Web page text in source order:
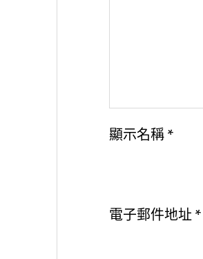
顯示名稱 *
電子郵件地址 *